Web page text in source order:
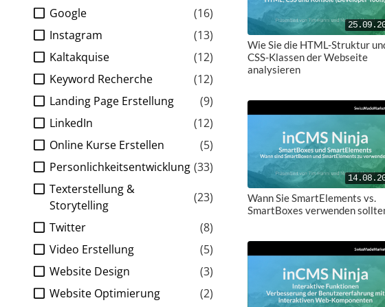
Google
(16)
Instagram
(13)
Kaltakquise
(12)
Keyword Recherche
(12)
Landing Page Erstellung
(9)
LinkedIn
(12)
Online Kurse Erstellen
(5)
Personlichkeitsentwicklung (33)
Texterstellung &
Storytelling
(23)
Twitter
(8)
Video Erstellung
(5)
Website Design
(3)
Website Optimierung
(2)
Wie Sie die HTML-Struktur
CSS-Klassen der Webseite
analysieren
Wann Sie SmartElements vs.
SmartBoxes verwenden